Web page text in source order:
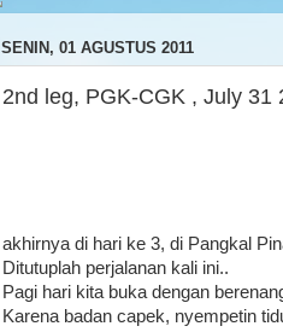
SENIN, 01 AGUSTUS 2011
2nd leg, PGK-CGK , July 31
akhirnya di hari ke 3, di Pangkal
Ditutuplah perjalanan kali ini..
Pagi hari kita buka dengan
Karena badan capek, nyempetin